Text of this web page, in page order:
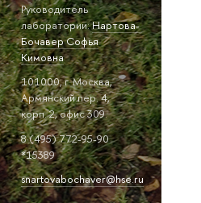
Руководитель
лаборатории:Нартова-
Бочавер Софья
Кимовна
101000, г. Москва,
Армянский пер. 4,
корп. 2, офис 309.
8 (495) 772-95-90
*15389
snartovabochaver@hse.ru